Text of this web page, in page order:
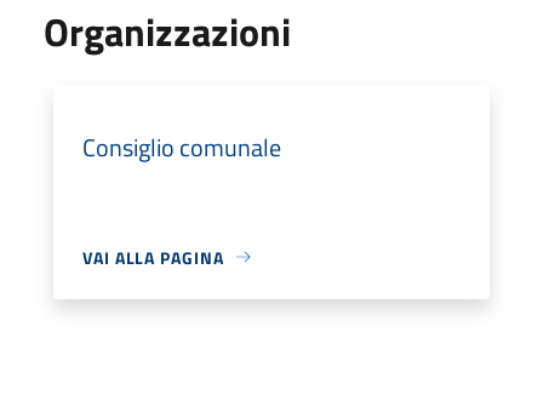
Organizzazioni
Consiglio comunale
VAI ALLA PAGINA